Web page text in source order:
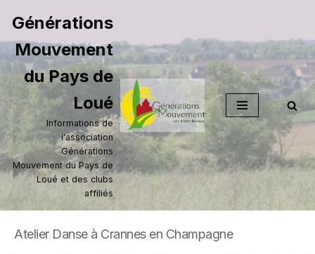
Aller
au
contenu
Générations
Mouvement
du Pays de
Loué
Informations de
l'association
Générations
Mouvement du Pays de
Loué et des clubs
affiliés
Atelier Danse à Crannes en Champagne